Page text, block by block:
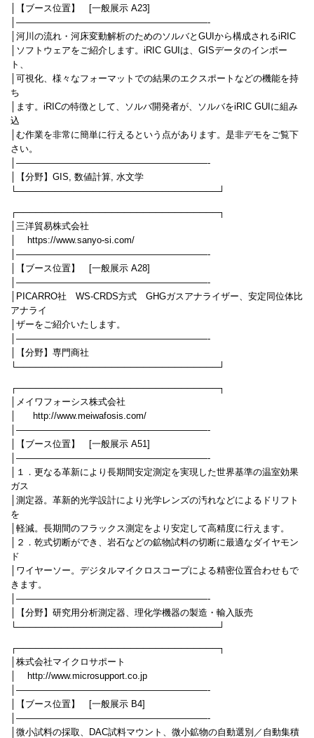
│【ブース位置】 [一般展示 A23]
│—————————————————————-
│河川の流れ・河床変動解析のためのソルバとGUIから構成されるiRIC
│ソフトウェアをご紹介します。iRIC GUIは、GISデータのインポー
ト、
│可視化、様々なフォーマットでの結果のエクスポートなどの機能を持
ち
│ます。iRICの特徴として、ソルバ開発者が、ソルバをiRIC GUIに組み
込
│む作業を非常に簡単に行えるという点があります。是非デモをご覧下
さい。
│—————————————————————-
│【分野】GIS, 数値計算, 水文学
└────────────────────────────────┘
┌────────────────────────────────┐
│三洋貿易株式会社
│ https://www.sanyo-si.com/
│—————————————————————-
│【ブース位置】 [一般展示 A28]
│—————————————————————-
│PICARRO社 WS-CRDS方式 GHGガスアナライザー、安定同位体比
アナライ
│ザーをご紹介いたします。
│—————————————————————-
│【分野】専門商社
└────────────────────────────────┘
┌────────────────────────────────┐
│メイワフォーシス株式会社
│ http://www.meiwafosis.com/
│—————————————————————-
│【ブース位置】 [一般展示 A51]
│—————————————————————-
│１．更なる革新により長期間安定測定を実現した世界基準の温室効果
ガス
│測定器。革新的光学設計により光学レンズの汚れなどによるドリフト
を
│軽減。長期間のフラックス測定をより安定して高精度に行えます。
│２．乾式切断ができ、岩石などの鉱物試料の切断に最適なダイヤモン
ド
│ワイヤーソー。デジタルマイクロスコープによる精密位置合わせもで
きます。
│—————————————————————-
│【分野】研究用分析測定器、理化学機器の製造・輸入販売
└────────────────────────────────┘
┌────────────────────────────────┐
│株式会社マイクロサポート
│ http://www.microsupport.co.jp
│—————————————————————-
│【ブース位置】 [一般展示 B4]
│—————————————————————-
│微小試料の採取、DAC試料マウント、微小鉱物の自動選別／自動集積